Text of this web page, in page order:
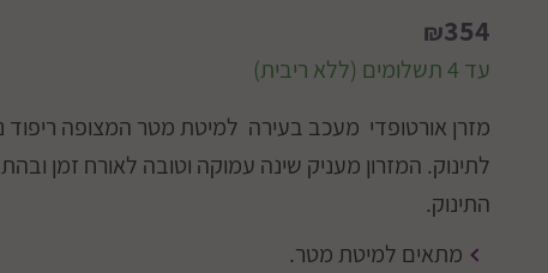
₪354
עד 4 תשלומים (ללא ריבית)
מזרן אורטופדי מעכב בעירה למיטת מטר המצופה ריפוד
לתינוק. המזרון מעניק שינה עמוקה וטובה לאורח זמן
התינוק.
מתאים למיטת מטר.